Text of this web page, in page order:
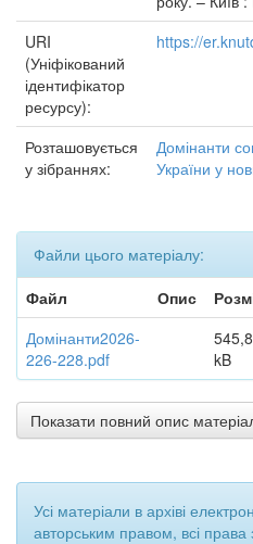
URI
(Уніфікований
ідентифікатор
ресурсу):
https://
Розташовується
у зібраннях:
Домінанти
України у
Файли цього матеріалу:
Файл
Опис
Домінанти2026-
226-228.pdf
545,8
kB
Показати повний опис
Усі матеріали в архіві
авторським правом, всі права